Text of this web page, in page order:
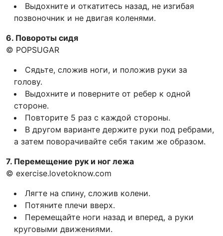
Выдохните и откатитесь назад, не изгибая
позвоночник и не двигая коленями.
6. Повороты сидя
© POPSUGAR
Сядьте, сложив ноги, и положив руки за
голову.
Выдохните и поверните от ребер к одной
стороне.
Повторите 5 раз с каждой стороны.
В другом варианте держите руки под ребрами,
а затем поворачивайте себя таким же образом.
7. Перемещение рук и ног лежа
© exercise.lovetoknow.com
Лягте на спину, сложив колени.
Потяните плечи вверх.
Перемещайте ноги назад и вперед, а руки
круговыми движениями.